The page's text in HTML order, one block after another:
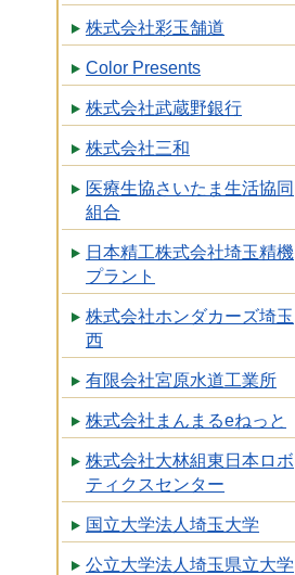
株式会社彩玉舗道
Color Presents
株式会社武蔵野銀行
株式会社三和
医療生協さいたま生活協同
組合
日本精工株式会社埼玉精機
プラント
株式会社ホンダカーズ埼玉
西
有限会社宮原水道工業所
株式会社まんまるeねっと
株式会社大林組東日本ロボ
ティクスセンター
国立大学法人埼玉大学
公立大学法人埼玉県立大学